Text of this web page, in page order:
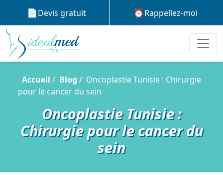
Devis gratuit Rappellez-moi
Accueil Blog
Oncoplastie Tunisie : Chirurgie
pour le cancer du sein
Oncoplastie Tunisie :
Chirurgie pour le cancer du
sein